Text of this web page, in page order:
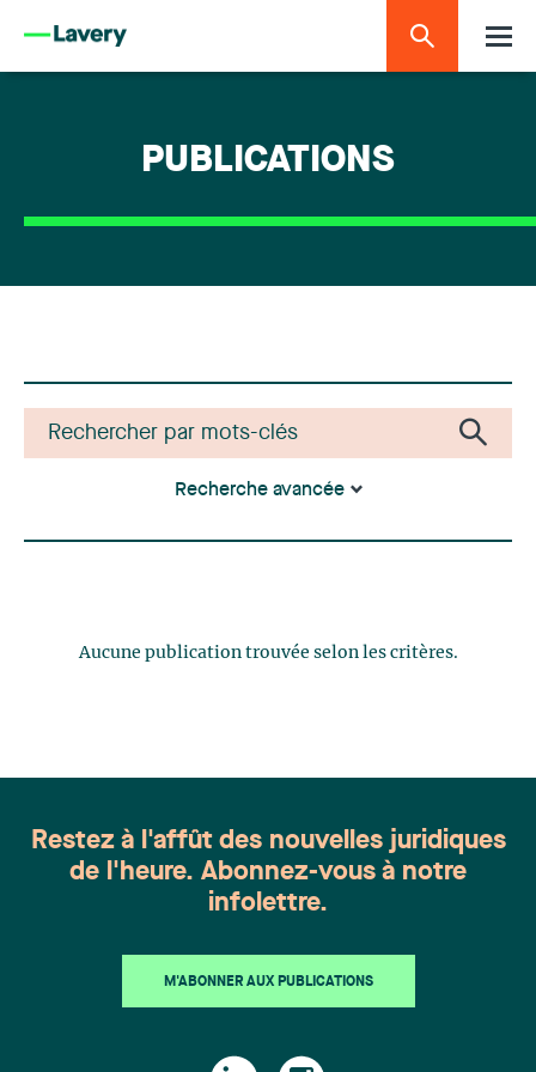
PUBLICATIONS
Recherche avancée
Aucune publication trouvée selon les critères.
Restez à l'affût des nouvelles juridiques
de l'heure. Abonnez-vous à notre
infolettre.
M'ABONNER AUX PUBLICATIONS